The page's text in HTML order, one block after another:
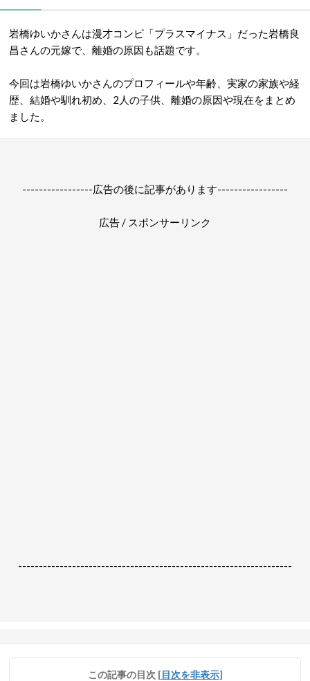
岩橋ゆいかさんは漫才コンビ「プラスマイナス」だった岩橋良
昌さんの元嫁で、離婚の原因も話題です。
今回は岩橋ゆいかさんのプロフィールや年齢、実家の家族や経
歴、結婚や馴れ初め、2人の子供、離婚の原因や現在をまとめ
ました。
-----------------広告の後に記事があります-----------------
広告 / スポンサーリンク
------------------------------------------------------------------
この記事の目次 [目次を非表示]